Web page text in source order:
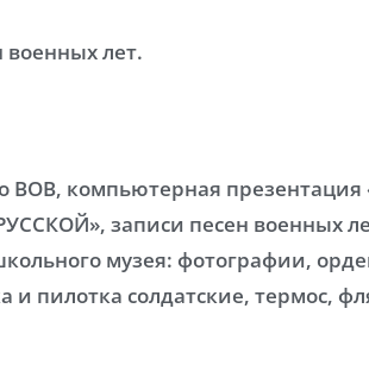
лет.
ВОВ, компьютерная
записи песен военных
музея: фотографии,
и пилотка солдатские, термос,